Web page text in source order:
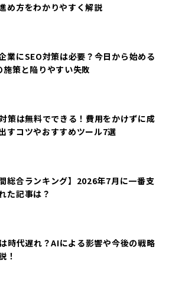
め方をわかりやすく解説
業にSEO対策は必要？今日から始める
施策と陥りやすい失敗
策は無料でできる！費用をかけずに成
すコツやおすすめツール7選
間総合ランキング】2026年7月に一番支
た記事は？
時代遅れ？AIによる影響や今後の戦略
！